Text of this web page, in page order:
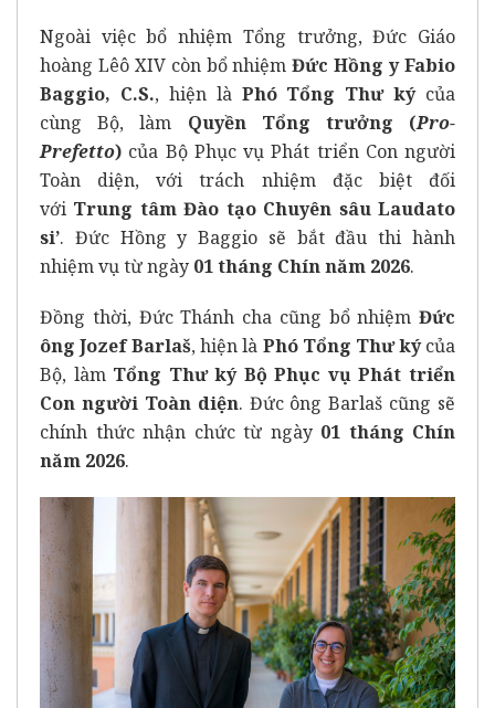
Ngoài việc bổ nhiệm Tổng trưởng, Đức Giáo
hoàng Lêô XIV còn bổ nhiệmĐức Hồng y Fabio
Baggio, C.S., hiện là Phó Tổng Thư kýcủa
cùng Bộ, làm Quyền Tổng trưởng (Pro-
Prefetto) của Bộ Phục vụ Phát triển Con người
Toàn diện, với trách nhiệm đặc biệt đối
với Trung tâm Đào tạo Chuyên sâu Laudato
si’. Đức Hồng y Baggio sẽ bắt đầu thi hành
nhiệm vụ từ ngày 01 tháng Chín năm 2026.
Đồng thời, Đức Thánh cha cũng bổ nhiệm Đức
ông Jozef Barlaš, hiện là Phó Tổng Thư kýcủa
Bộ, làm Tổng Thư ký Bộ Phục vụ Phát triển
Con người Toàn diện. Đức ông Barlaš cũng sẽ
chính thức nhận chức từ ngày 01 tháng Chín
năm 2026.